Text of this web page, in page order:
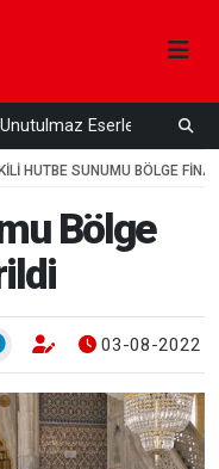
Eserleri Türk...
HUTBE SUNUMU BÖLGE
Bölge
03-08-2022